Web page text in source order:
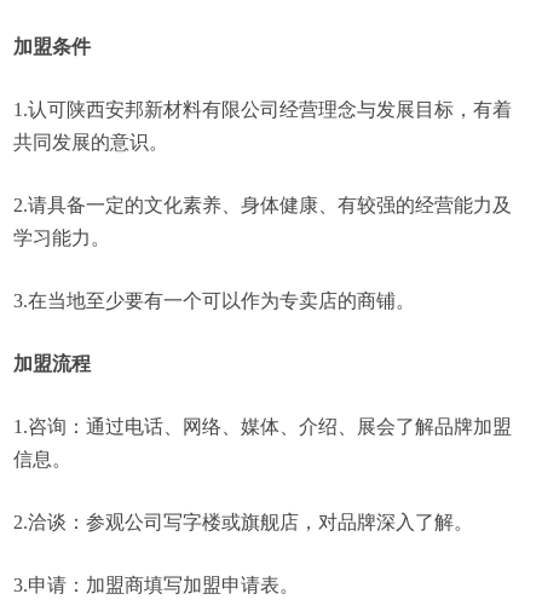
加盟条件
1.认可陕西安邦新材料有限公司经营理念与发展目标，有着
共同发展的意识。
2.请具备一定的文化素养、身体健康、有较强的经营能力及
学习能力。
3.在当地至少要有一个可以作为专卖店的商铺。
加盟流程
1.咨询：通过电话、网络、媒体、介绍、展会了解品牌加盟
信息。
2.洽谈：参观公司写字楼或旗舰店，对品牌深入了解。
3.申请：加盟商填写加盟申请表。